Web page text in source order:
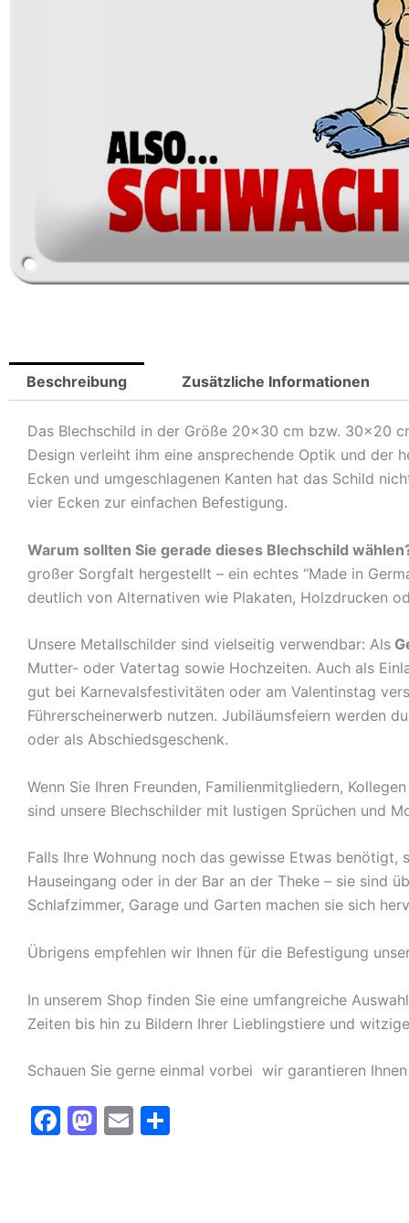
Beschreibung Zusätzliche Informationen
Das Blechschild in der Größe 20×30 cm bzw. 30×20
Design verleiht ihm eine ansprechende Optik und der
Ecken und umgeschlagenen Kanten hat das Schild
vier Ecken zur einfachen Befestigung.
Warum sollten Sie gerade dieses Blechschild
großer Sorgfalt hergestellt – ein echtes “Made in
deutlich von Alternativen wie Plakaten, Holzdrucken
Unsere Metallschilder sind vielseitig verwendbar: Als
Mutter- oder Vatertag sowie Hochzeiten. Auch als
gut bei Karnevalsfestivitäten oder am Valentinstag
Führerscheinerwerb nutzen. Jubiläumsfeiern werden
oder als Abschiedsgeschenk.
Wenn Sie Ihren Freunden, Familienmitgliedern,
sind unsere Blechschilder mit lustigen Sprüchen und
Falls Ihre Wohnung noch das gewisse Etwas benötigt,
Hauseingang oder in der Bar an der Theke – sie sind
Schlafzimmer, Garage und Garten machen sie sich
Übrigens empfehlen wir Ihnen für die Befestigung
In unserem Shop finden Sie eine umfangreiche
Zeiten bis hin zu Bildern Ihrer Lieblingstiere und
Schauen Sie gerne einmal vorbei  wir garantieren
F
M E